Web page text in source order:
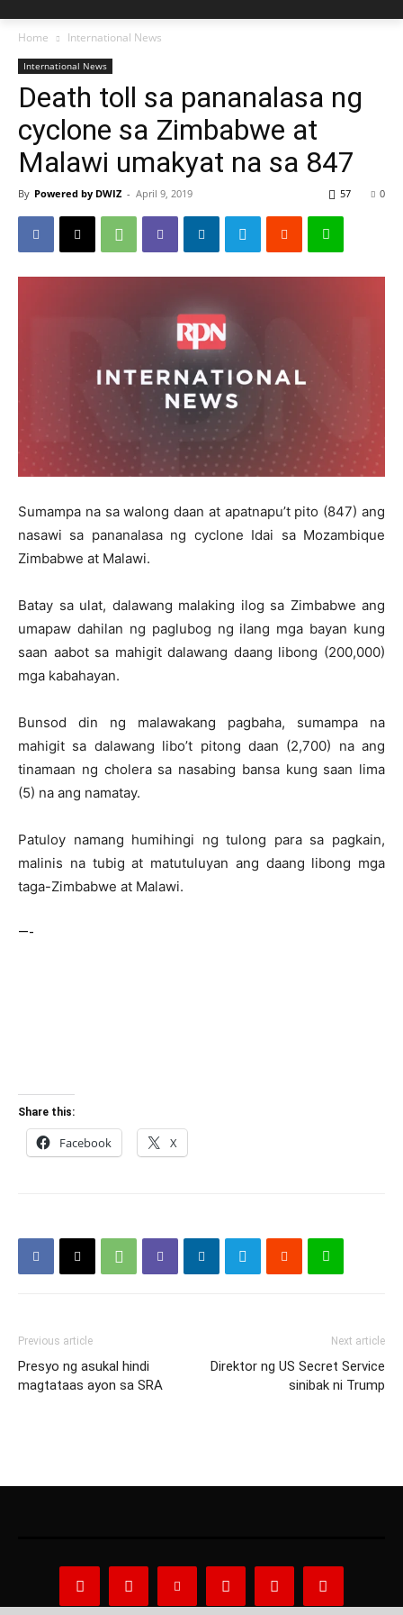
Home International News
International News
Death toll sa pananalasa ng
cyclone sa Zimbabwe at
Malawi umakyat na sa 847
By Powered by DWIZ - April 9, 2019 0
57
Sumampa na sa walong daan at apatnapu’t pito (847) ang
nasawi sa pananalasa ng cyclone Idai sa Mozambique
Zimbabwe at Malawi.
Batay sa ulat, dalawang malaking ilog sa Zimbabwe ang
umapaw dahilan ng paglubog ng ilang mga bayan kung
saan aabot sa mahigit dalawang daang libong (200,000)
mga kabahayan.
Bunsod din ng malawakang pagbaha, sumampa na
mahigit sa dalawang libo’t pitong daan (2,700) na ang
tinamaan ng cholera sa nasabing bansa kung saan lima
(5) na ang namatay.
Patuloy namang humihingi ng tulong para sa pagkain,
malinis na tubig at matutuluyan ang daang libong mga
taga-Zimbabwe at Malawi.
—-
Share this:
Facebook X
Previous article
Presyo ng asukal hindi
magtataas ayon sa SRA
Next article
Direktor ng US Secret Service
sinibak ni Trump